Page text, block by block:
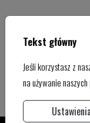
Tekst główny
Jeśli korzystasz z
na używanie
Ustawienia